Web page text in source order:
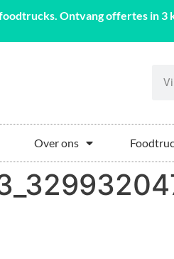
Ontvang offertes in 3
Over ons